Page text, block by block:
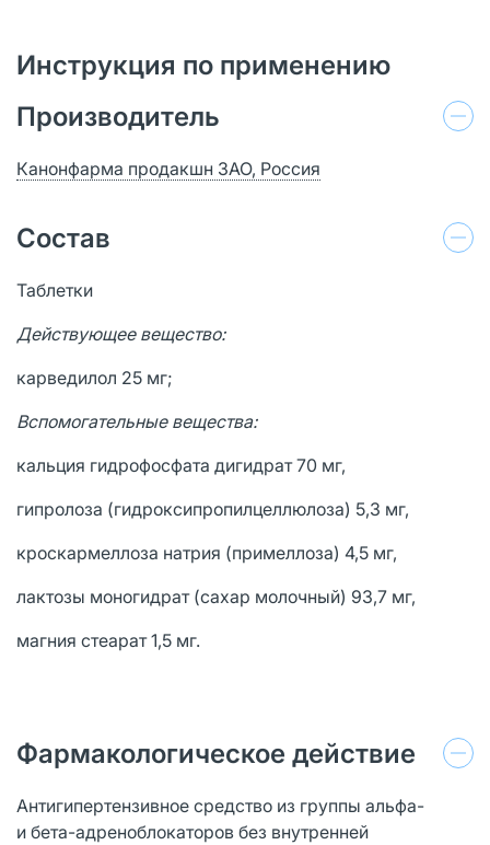
Инструкция по применению
Производитель
Канонфарма продакшн ЗАО, Россия
Состав
Таблетки
Действующее вещество:
карведилол 25 мг;
Вспомогательные вещества:
кальция гидрофосфата дигидрат 70 мг,
гипролоза (гидроксипропилцеллюлоза) 5,3 мг,
кроскармеллоза натрия (примеллоза) 4,5 мг,
лактозы моногидрат (сахар молочный) 93,7 мг,
магния стеарат 1,5 мг.
Фармакологическое действие
Антигипертензивное средство из группы альфа-
и бета-адреноблокаторов без внутренней